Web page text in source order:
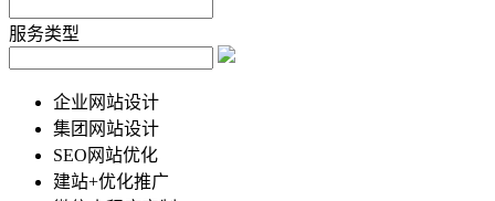
服务类型
企业网站设计
集团网站设计
SEO网站优化
建站+优化推广